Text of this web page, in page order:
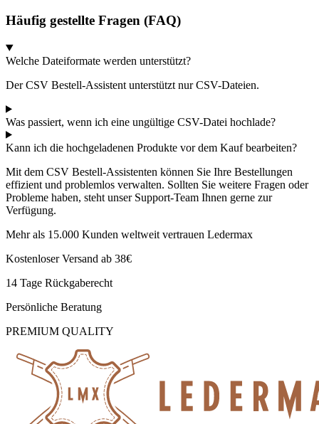
Häufig gestellte Fragen (FAQ)
Welche Dateiformate werden unterstützt?
Der CSV Bestell-Assistent unterstützt nur CSV-Dateien.
Was passiert, wenn ich eine ungültige CSV-Datei hochlade?
Kann ich die hochgeladenen Produkte vor dem Kauf bearbeiten?
Mit dem CSV Bestell-Assistenten können Sie Ihre Bestellungen
effizient und problemlos verwalten. Sollten Sie weitere Fragen oder
Probleme haben, steht unser Support-Team Ihnen gerne zur
Verfügung.
Mehr als 15.000 Kunden weltweit vertrauen Ledermax
Kostenloser Versand ab 38€
14 Tage Rückgaberecht
Persönliche Beratung
PREMIUM QUALITY